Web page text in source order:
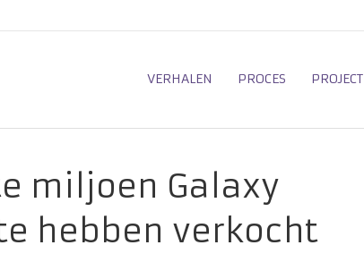
VERHALEN PROCES PROJECT
miljoen Galaxy
hebben verkocht